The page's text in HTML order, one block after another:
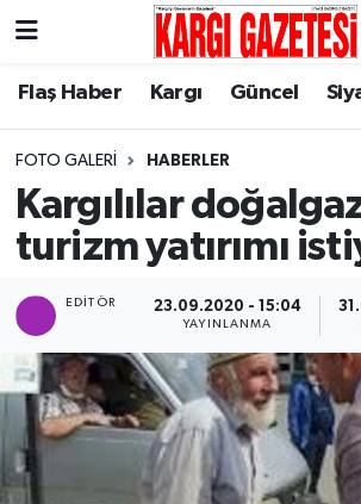
Flaş Haber Kargı Güncel
FOTO GALERI HABERLER
Kargılılar
turizm yatırımı
EDITÖR 23.09.2020 - 15:04
YAYINLANMA
Flaş Haber
Kargı
Güncel
Eğitim
Nöbetçi Eczaneler
Hava Durumu
Çorum Namaz Vakitleri
Trafik Durumu
Süper Lig Puan Durumu ve
Tüm Manşetler
Son Dakika Haberleri